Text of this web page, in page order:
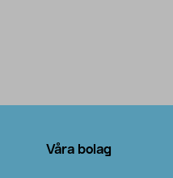
Våra bolag